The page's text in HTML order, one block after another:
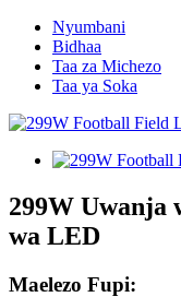
Nyumbani
Bidhaa
Taa za Michezo
Taa ya Soka
299W Uwanja
wa LED
Maelezo Fupi: